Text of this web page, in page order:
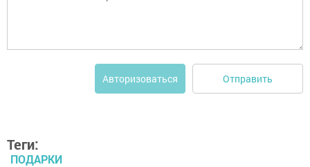
Авторизоваться Отправить
Теги:
ПОДАРКИ